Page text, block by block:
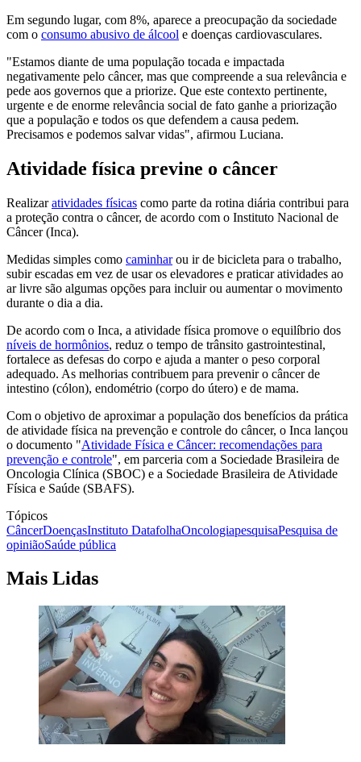
Em segundo lugar, com 8%, aparece a preocupação da sociedade
com o consumo abusivo de álcool e doenças cardiovasculares.
"Estamos diante de uma população tocada e impactada
negativamente pelo câncer, mas que compreende a sua relevância e
pede aos governos que a priorize. Que este contexto pertinente,
urgente e de enorme relevância social de fato ganhe a priorização
que a população e todos os que defendem a causa pedem.
Precisamos e podemos salvar vidas", afirmou Luciana.
Atividade física previne o câncer
Realizaratividades físicas como parte da rotina diária contribui para
a proteção contra o câncer, de acordo com o Instituto Nacional de
Câncer (Inca).
Medidas simples como caminharou ir de bicicleta para o trabalho,
subir escadas em vez de usar os elevadores e praticar atividades ao
ar livre são algumas opções para incluir ou aumentar o movimento
durante o dia a dia.
De acordo com o Inca, a atividade física promove o equilíbrio dos
níveis de hormônios, reduz o tempo de trânsito gastrointestinal,
fortalece as defesas do corpo e ajuda a manter o peso corporal
adequado. As melhorias contribuem para prevenir o câncer de
intestino (cólon), endométrio (corpo do útero) e de mama.
Com o objetivo de aproximar a população dos benefícios da prática
de atividade física na prevenção e controle do câncer, o Inca lançou
o documento "Atividade Física e Câncer: recomendações para
prevenção e controle", em parceria com a Sociedade Brasileira de
Oncologia Clínica (SBOC) e a Sociedade Brasileira de Atividade
Física e Saúde (SBAFS).
Tópicos
CâncerDoençasInstituto DatafolhaOncologiapesquisaPesquisa de
opiniãoSaúde pública
Mais Lidas